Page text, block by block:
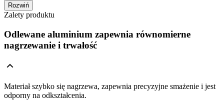
Rozwiń
Zalety produktu
Odlewane aluminium zapewnia równomierne
nagrzewanie i trwałość
Materiał szybko się nagrzewa, zapewnia precyzyjne smażenie i jest
odporny na odkształcenia.